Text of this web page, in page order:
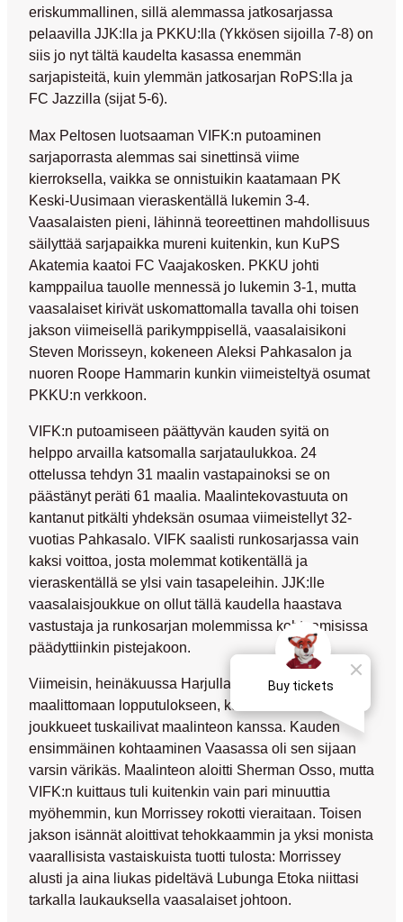
eriskummallinen, sillä alemmassa jatkosarjassa
pelaavilla JJK:lla ja PKKU:lla (Ykkösen sijoilla 7-8) on
siis jo nyt tältä kaudelta kasassa enemmän
sarjapisteitä, kuin ylemmän jatkosarjan RoPS:lla ja
FC Jazzilla (sijat 5-6).
Max Peltosen luotsaaman VIFK:n putoaminen
sarjaporrasta alemmas sai sinettinsä viime
kierroksella, vaikka se onnistuikin kaatamaan PK
Keski-Uusimaan vieraskentällä lukemin 3-4.
Vaasalaisten pieni, lähinnä teoreettinen mahdollisuus
säilyttää sarjapaikka mureni kuitenkin, kun KuPS
Akatemia kaatoi FC Vaajakosken. PKKU johti
kamppailua tauolle mennessä jo lukemin 3-1, mutta
vaasalaiset kirivät uskomattomalla tavalla ohi toisen
jakson viimeisellä parikymppisellä, vaasalaisikoni
Steven Morisseyn , kokeneen Aleksi Pahkasalon ja
nuoren Roope Hammarin kunkin viimeisteltyä osumat
PKKU:n verkkoon.
VIFK:n putoamiseen päättyvän kauden syitä on
helppo arvailla katsomalla sarjataulukkoa. 24
ottelussa tehdyn 31 maalin vastapainoksi se on
päästänyt peräti 61 maalia. Maalintekovastuuta on
kantanut pitkälti yhdeksän osumaa viimeistellyt 32-
vuotias Pahkasalo. VIFK saalisti runkosarjassa vain
kaksi voittoa, josta molemmat kotikentällä ja
vieraskentällä se ylsi vain tasapeleihin. JJK:lle
vaasalaisjoukkue on ollut tällä kaudella haastava
vastustaja ja runkosarjan molemmissa kohtaamisissa
päädyttiinkin pistejakoon.
Viimeisin, heinäkuussa Harjulla pelattu vääntö päättyi
maalittomaan lopputulokseen, kun molemmat
joukkueet tuskailivat maalinteon kanssa. Kauden
ensimmäinen kohtaaminen Vaasassa oli sen sijaan
varsin värikäs. Maalinteon aloitti Sherman Osso, mutta
VIFK:n kuittaus tuli kuitenkin vain pari minuuttia
myöhemmin, kun Morrissey rokotti vieraitaan. Toisen
jakson isännät aloittivat tehokkaammin ja yksi monista
vaarallisista vastaiskuista tuotti tulosta: Morrissey
alusti ja aina liukas pideltävä Lubunga Etoka niittasi
tarkalla laukauksella vaasalaiset johtoon.